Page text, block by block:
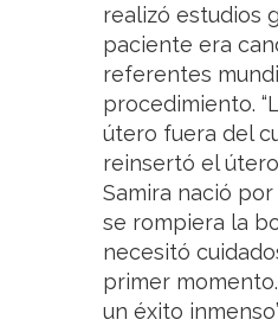
realizó estudios
paciente era
referentes
procedimiento.
útero fuera del
reinsertó el
Samira nació
se rompiera la
necesitó
primer
un éxito